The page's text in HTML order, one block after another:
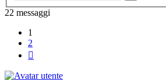
22 messaggi
1
2